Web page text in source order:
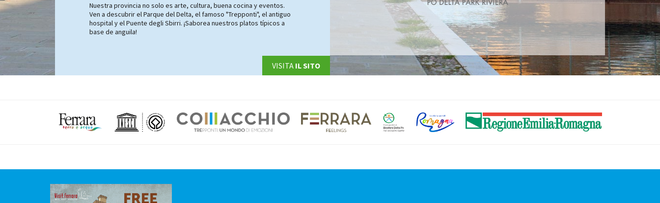
Nuestra provincia no solo es arte, cultura, buena cocina y eventos.
Ven a descubrir el Parque del Delta, el famoso "Trepponti", el antiguo
hospital y el Puente degli Sbirri. ¡Saborea nuestros platos típicos a
base de anguila!
VISITA IL SITO